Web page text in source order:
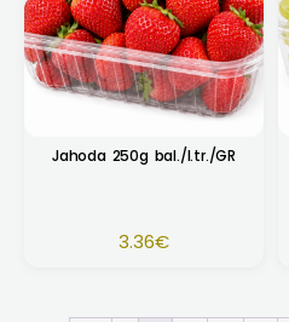
Jahoda 250g bal./I.tr./GR
3.36€